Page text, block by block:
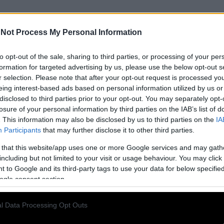
Not Process My Personal Information
opt-out of the sale, sharing to third parties, or processing of your
for targeted advertising by us, please use the below opt-out
selection. Please note that after your opt-out request is processed
interest-based ads based on personal information utilized by us
to third parties prior to your opt-out. You may separately
of your personal information by third parties on the IAB’s list of
This information may also be disclosed by us to third parties on the
Participants that may further disclose it to other third parties.
that this website/app uses one or more Google services and may
but not limited to your visit or usage behaviour. You may
to Google and its third-party tags to use your data for below
consent section.
Data Processing Opt Outs
Παύλος Σιδηρόπουλος : Να μ`αγαπάς, όσο
Ρόι Όρμπισον & άλλα ακόμα.-Από τη Μανταλένα
μ`αγαπάς | Το τραγούδι του πρίγκιπα της ροκ
τον εαυτό του
που άφησε πίσω του σημαντική κληρονομιά κι